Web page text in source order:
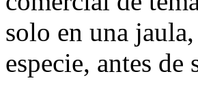
solo en una
especie, antes